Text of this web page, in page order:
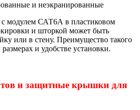
и неэкранированные
с модулем САТ6А в пластиковом
и шторкой может быть
или в стену. Преимущество такого
и удобстве установки.
и защитные крышки для